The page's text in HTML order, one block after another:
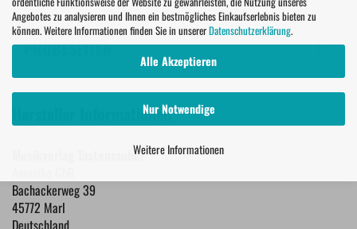
Angebotes zu analysieren und Ihnen ein bestmögliches Einkaufserlebnis bieten zu
können. Weitere Informationen finden Sie in unsererDatenschutzerklärung.
Alle Akzeptieren
Nur Notwendige
Weitere Informationen
PROBESEITEN
Hersteller Informationen
Musikverlag Tastenzauber
Bachackerweg 39
45772 Marl
Deutschland